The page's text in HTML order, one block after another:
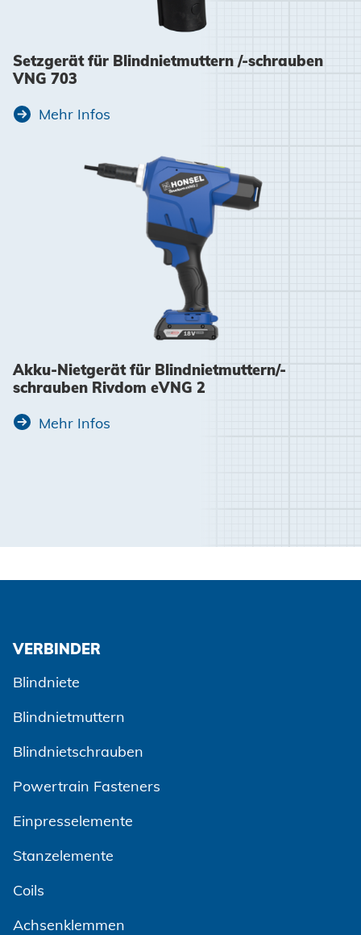
Setzgerät für Blindnietmuttern /-schrauben
VNG 703
Mehr Infos
Akku-Nietgerät für Blindnietmuttern/-
schrauben Rivdom eVNG 2
Mehr Infos
VERBINDER
Blindniete
Blindnietmuttern
Blindnietschrauben
Powertrain Fasteners
Einpresselemente
Stanzelemente
Coils
Achsenklemmen